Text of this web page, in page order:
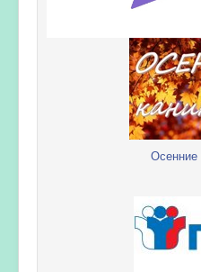
Осенние